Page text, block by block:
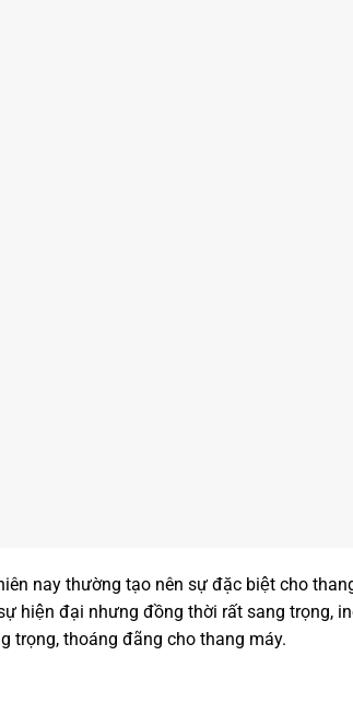
nay thường tạo nên sự đặc biệt cho
hiện đại nhưng đồng thời rất sang trọng,
trọng, thoáng đãng cho thang máy.